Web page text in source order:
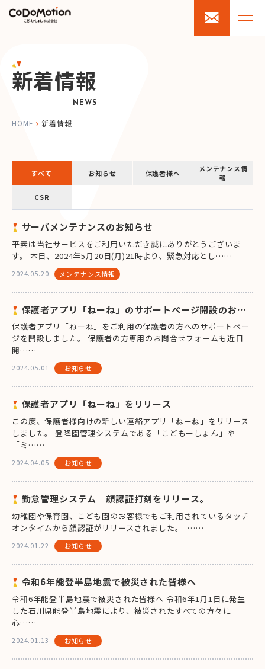
新着情報
NEWS
HOME 新着情報
すべて お知らせ 保護者様へ
メンテナンス情
報
CSR
サーバメンテナンスのお知らせ
平素は当社サービスをご利用いただき誠にありがとうございま
す。 本日、2024年5月20日(月)21時より、緊急対応とし……
2024.05.20 メンテナンス情報
保護者アプリ「ねーね」のサポートページ開設のお知
らせ。
保護者アプリ「ねーね」をご利用の保護者の方へのサポートペー
ジを開設しました。 保護者の方専用のお問合せフォームも近日
開……
2024.05.01 お知らせ
保護者アプリ「ねーね」をリリース
この度、保護者様向けの新しい連絡アプリ「ねーね」をリリース
しました。 登降園管理システムである「こどもーしょん」や
「ミ……
2024.04.05 お知らせ
勤怠管理システム 顔認証打刻をリリース。
幼稚園や保育園、こども園のお客様でもご利用されているタッチ
オンタイムから顔認証がリリースされました。 ……
2024.01.22 お知らせ
令和6年能登半島地震で被災された皆様へ
令和6年能登半島地震で被災された皆様へ 令和6年1月1日に発生
した石川県能登半島地震により、被災されたすべての方々に
心……
2024.01.13 お知らせ